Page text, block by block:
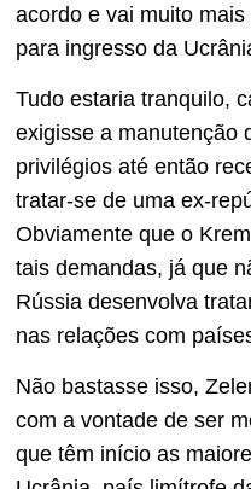
acordo e vai muito
para ingresso da
Tudo estaria tranquilo,
exigisse a manutenção
privilégios até então
tratar-se de uma ex-
Obviamente que o
tais demandas, já que
Rússia desenvolva
nas relações com
Não bastasse isso,
com a vontade de ser
que têm início as